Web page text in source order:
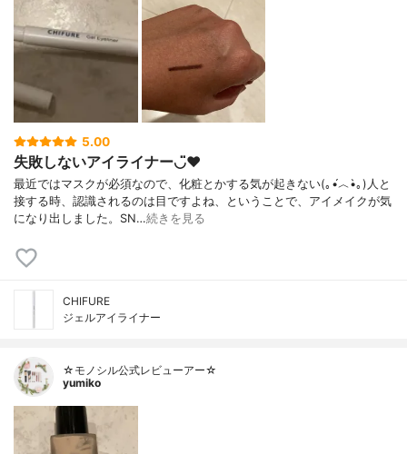
5.00
失敗しないアイライナー◡̈♥︎
最近ではマスクが必須なので、化粧とかする気が起きない(｡•́︿•̀｡)人と
接する時、認識されるのは目ですよね、ということで、アイメイクが気
になり出しました。SN…続きを見る
CHIFURE
ジェルアイライナー
☆モノシル公式レビューアー☆
yumiko